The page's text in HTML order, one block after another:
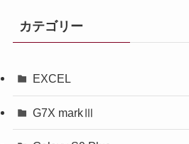
カテゴリー
EXCEL
G7X markⅢ